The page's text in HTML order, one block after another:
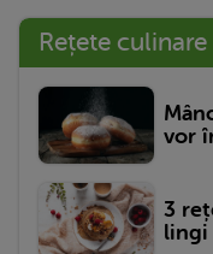
Rețete culinare
vor
3
lingi